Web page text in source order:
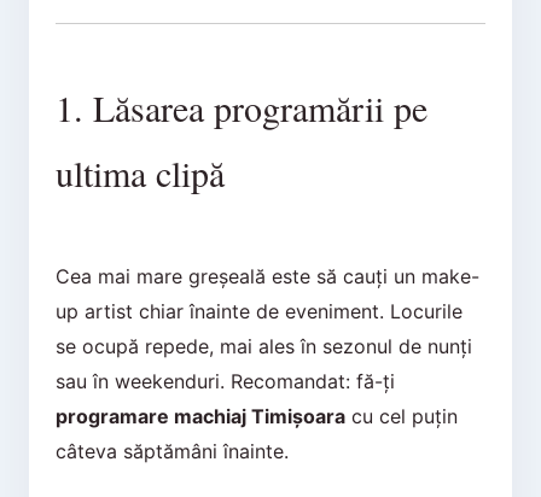
1. Lăsarea programării pe
ultima clipă
Cea mai mare greșeală este să cauți un make-
up artist chiar înainte de eveniment. Locurile
se ocupă repede, mai ales în sezonul de nunți
sau în weekenduri. Recomandat: fă-ți
programare machiaj Timișoaracu cel puțin
câteva săptămâni înainte.